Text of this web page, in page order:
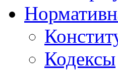
Кодексы